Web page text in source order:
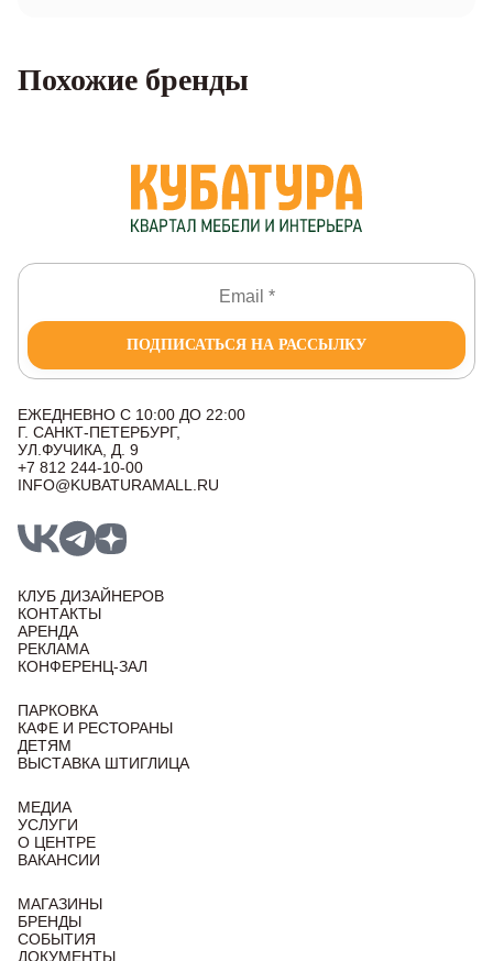
Похожие бренды
ПОДПИСАТЬСЯ НА РАССЫЛКУ
ЕЖЕДНЕВНО С 10:00 ДО 22:00
Г. САНКТ-ПЕТЕРБУРГ,
УЛ.ФУЧИКА, Д. 9
+7 812 244-10-00
INFO@KUBATURAMALL.RU
КЛУБ ДИЗАЙНЕРОВ
КОНТАКТЫ
АРЕНДА
РЕКЛАМА
КОНФЕРЕНЦ-ЗАЛ
ПАРКОВКА
КАФЕ И РЕСТОРАНЫ
ДЕТЯМ
ВЫСТАВКА ШТИГЛИЦА
МЕДИА
УСЛУГИ
О ЦЕНТРЕ
ВАКАНСИИ
МАГАЗИНЫ
БРЕНДЫ
СОБЫТИЯ
ДОКУМЕНТЫ